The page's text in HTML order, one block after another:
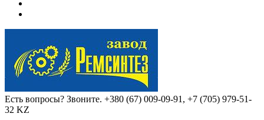
Есть вопросы? Звоните. +380 (67) 009-09-91, +7 (705) 979-51-
32 KZ